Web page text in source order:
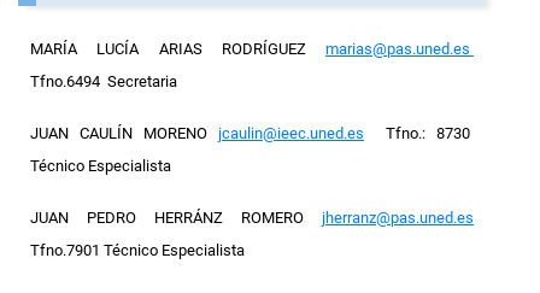
MARÍA LUCÍA ARIAS RODRÍGUEZ marias@pas.uned.es
Tfno.6494 Secretaria
JUAN CAULÍN MORENO jcaulin@ieec.uned.es Tfno.: 8730
Técnico Especialista
JUAN PEDRO HERRÁNZ ROMERO jherranz@pas.uned.es
Tfno.7901 Técnico Especialista